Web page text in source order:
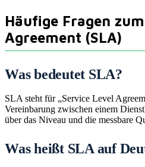
Häufige Fragen
Agreement (SLA)
Was bedeutet SLA?
SLA steht für „Service Level
Vereinbarung zwischen einem
über das Niveau und die messbare
Was heißt SLA auf